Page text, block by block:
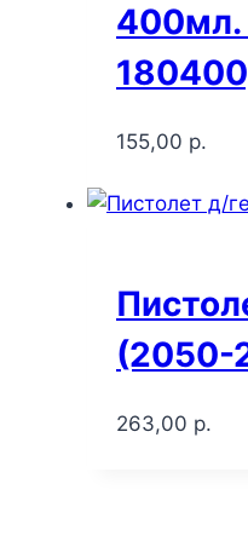
155,00 р.
(2050-
263,00 р.